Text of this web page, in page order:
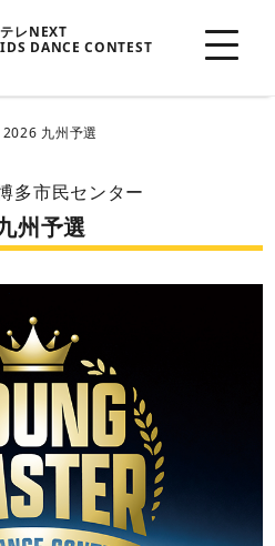
レNEXT
DANCE CONTEST
九州予選
多市民センター
州予選